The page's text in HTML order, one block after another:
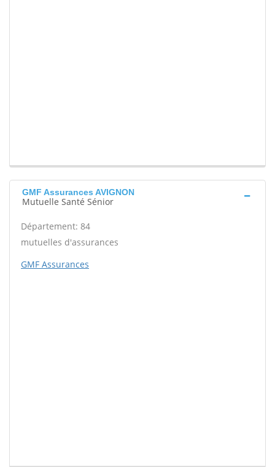
GMF Assurances AVIGNON
Mutuelle Santé Sénior
Département: 84
mutuelles d'assurances
GMF Assurances